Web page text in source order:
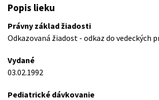
Popis lieku
Právny základ žiadosti
Odkazovaná žiadost - odkaz do vedeckých
Vydané
03.02.1992
Pediatrické dávkovanie